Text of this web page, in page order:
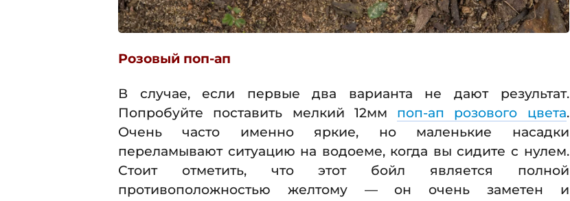
Розовый поп-ап
В случае, если первые два варианта не дают результат.
Попробуйте поставить мелкий 12мм поп-ап розового цвета.
Очень часто именно яркие, но маленькие насадки
переламывают ситуацию на водоеме, когда вы сидите с нулем.
Стоит отметить, что этот бойл является полной
противоположностью желтому — он очень заметен и